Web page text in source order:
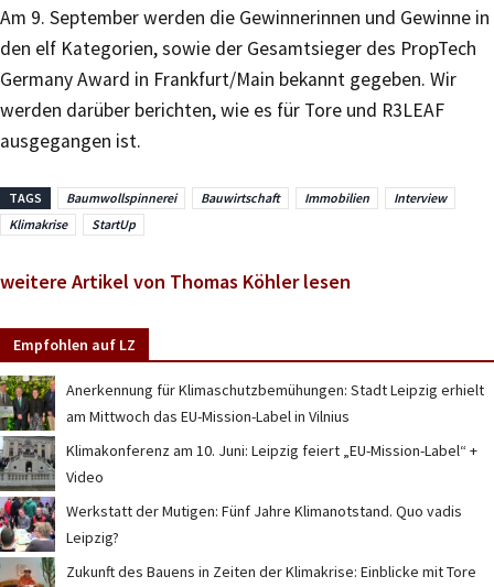
Am 9. September werden die Gewinnerinnen und Gewinne in
den elf Kategorien, sowie der Gesamtsieger des PropTech
Germany Award in Frankfurt/Main bekannt gegeben. Wir
werden darüber berichten, wie es für Tore und R3LEAF
ausgegangen ist.
TAGS Baumwollspinnerei Bauwirtschaft Immobilien
Interview
Klimakrise
StartUp
weitere Artikel von Thomas Köhler lesen
Empfohlen auf LZ
Anerkennung für Klimaschutzbemühungen: Stadt Leipzig erhielt
am Mittwoch das EU-Mission-Label in Vilnius
Klimakonferenz am 10. Juni: Leipzig feiert „EU-Mission-Label“ +
Video
Werkstatt der Mutigen: Fünf Jahre Klimanotstand. Quo vadis
Leipzig?
Zukunft des Bauens in Zeiten der Klimakrise: Einblicke mit Tore